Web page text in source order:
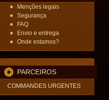
Menções legais
Segurança
FAQ
Envio e entrega
Onde estamos?
PARCEIROS
COMMANDES URGENTES